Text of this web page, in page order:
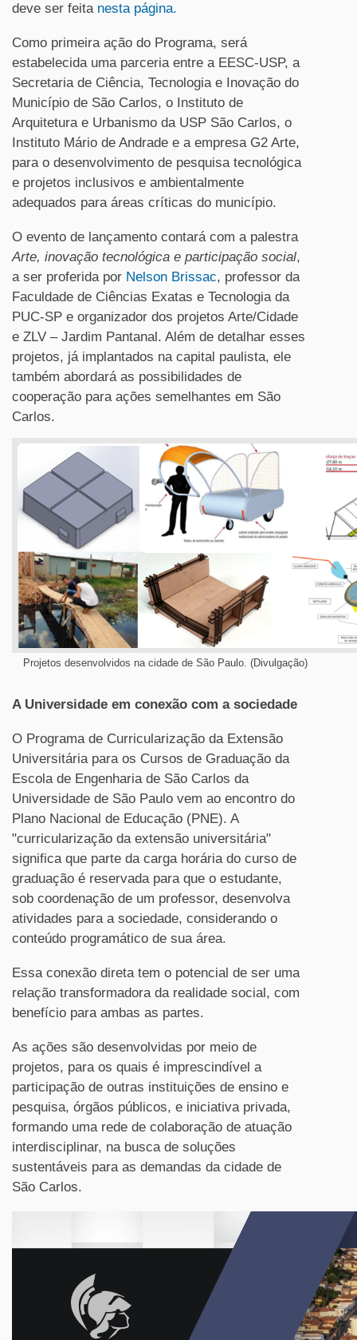
deve ser feita nesta página.
Como primeira ação do Programa, será
estabelecida uma parceria entre a EESC-USP, a
Secretaria de Ciência, Tecnologia e Inovação do
Município de São Carlos, o Instituto de
Arquitetura e Urbanismo da USP São Carlos, o
Instituto Mário de Andrade e a empresa G2 Arte,
para o desenvolvimento de pesquisa tecnológica
e projetos inclusivos e ambientalmente
adequados para áreas críticas do município.
O evento de lançamento contará com a palestra
Arte, inovação tecnológica e participação social,
a ser proferida por Nelson Brissac, professor da
Faculdade de Ciências Exatas e Tecnologia da
PUC-SP e organizador dos projetos Arte/Cidade
e ZLV – Jardim Pantanal. Além de detalhar esses
projetos, já implantados na capital paulista, ele
também abordará as possibilidades de
cooperação para ações semelhantes em São
Carlos.
Projetos desenvolvidos na cidade de São Paulo. (Divulgação)
A Universidade em conexão com a sociedade
O Programa de Curricularização da Extensão
Universitária para os Cursos de Graduação da
Escola de Engenharia de São Carlos da
Universidade de São Paulo vem ao encontro do
Plano Nacional de Educação (PNE). A
"curricularização da extensão universitária"
significa que parte da carga horária do curso de
graduação é reservada para que o estudante,
sob coordenação de um professor, desenvolva
atividades para a sociedade, considerando o
conteúdo programático de sua área.
Essa conexão direta tem o potencial de ser uma
relação transformadora da realidade social, com
benefício para ambas as partes.
As ações são desenvolvidas por meio de
projetos, para os quais é imprescindível a
participação de outras instituições de ensino e
pesquisa, órgãos públicos, e iniciativa privada,
formando uma rede de colaboração de atuação
interdisciplinar, na busca de soluções
sustentáveis para as demandas da cidade de
São Carlos.